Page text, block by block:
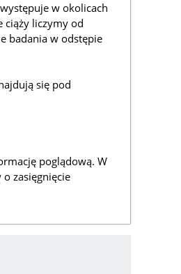
w okolicach
ciąży liczymy od
badania w odstępie
się pod
poglądową. W
zasięgnięcie